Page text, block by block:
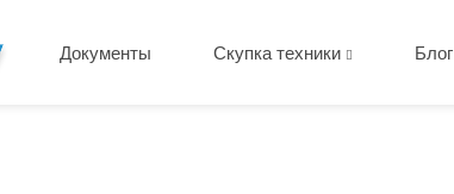
Документы Скупка техники Блог